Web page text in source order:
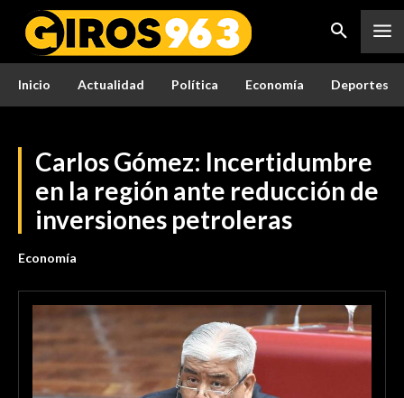
Inicio Actualidad Política Economía Deportes
Carlos Gómez: Incertidumbre
en la región ante reducción de
inversiones petroleras
Economía